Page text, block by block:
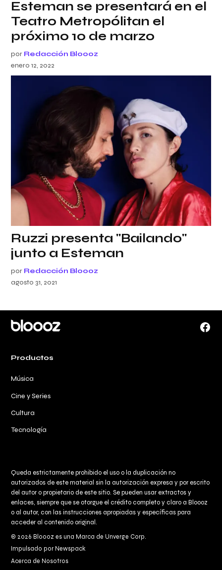
Esteman se presentará en el
Teatro Metropólitan el
próximo 10 de marzo
por Redacción Bloooz
enero 12, 2022
Ruzzi presenta "Bailando"
junto a Esteman
por Redacción Bloooz
agosto 31, 2021
Productos
Música
Cine y Series
Cultura
Tecnología
Queda estrictamente prohibido el uso o la duplicación no
autorizados de este material sin la autorización expresa y por escrito
del autor o propietario de este sitio. Se pueden usar extractos y
enlaces, siempre que se otorgue el crédito completo y claro aBloooz
o al autor, con las instrucciones apropiadas y específicas para
acceder al contenido original.
© 2026 Bloooz es una Marca de Unverge Corp.
Impulsado por Newspack
Acerca de Nosotros